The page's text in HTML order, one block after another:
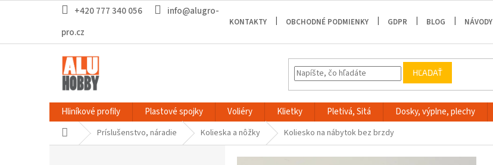
+420 777 340 056
info@alugro-
pro.cz
KONTAKTY OBCHODNÉ PODMIENKY GDPR BLOG NÁVODY
HĽADAŤ
Hliníkové profily Plastové spojky Voliéry Klietky Pletivá, Sitá Dosky, výplne, plechy
DomovPríslušenstvo, náradie Kolieska a nôžky Koliesko na nábytok bez brzdy